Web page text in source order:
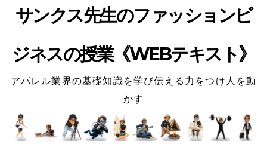
サンクス先生のファッションビ
ジネスの授業《WEBテキスト》
アパレル業界の基礎知識を学び伝える力をつけ人を動
かす